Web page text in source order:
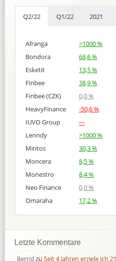
Q2/22 Q1/22 2021
Afranga
>1000 %
Bondora
68,6 %
Esketit
13,5 %
Finbee
38,9 %
Finbee (CZK)
0,0 %
HeavyFinance
-50,6 %
IUVO Group
---
Lenndy
>1000 %
Mintos
30,3 %
Moncera
8,5 %
Monestro
8,4 %
Neo Finance
0,0 %
Omaraha
17,2 %
Bondora
Bondora
Letzte Kommentare
Bernd zu Seit 4 Jahren erziele ich 21